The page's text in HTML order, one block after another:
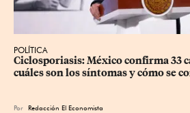
POLÍTICA
Ciclosporiasis: México confirma 33
cuáles son los síntomas y cómo se
Por Redacción El Economista